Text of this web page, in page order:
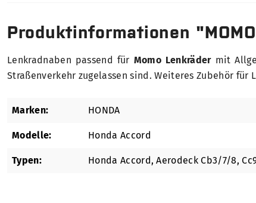
Produktinformationen
Lenkradnaben passend für Momo Lenkrädermit
Straßenverkehr zugelassen sind. Weiteres Zubehör
Marken: HONDA
Modelle: Honda Accord
Typen: Honda Accord, Aerodeck Cb3/7/8,